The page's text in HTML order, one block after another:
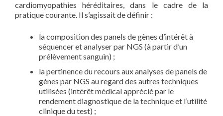
cardiomyopathies héréditaires, dans le cadre de la
pratique courante. Il s’agissait de définir :
la composition des panels de gènes d’intérêt à
séquencer et analyser par NGS (à partir d’un
prélèvement sanguin) ;
la pertinence du recours aux analyses de panels de
gènes par NGS au regard des autres techniques
utilisées (intérêt médical apprécié par le
rendement diagnostique de la technique et l’utilité
clinique du test) ;